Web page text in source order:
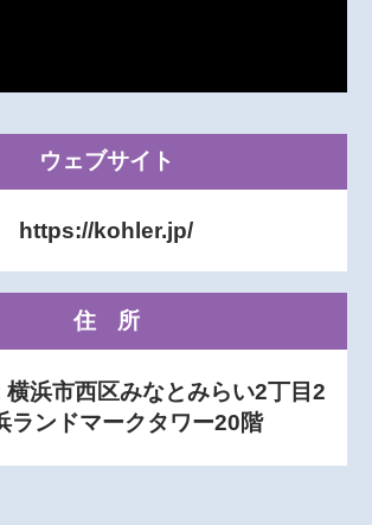
ウェブサイト
https://kohler.jp/
住所
浜市西区みなとみらい2丁目2
ランドマークタワー20階